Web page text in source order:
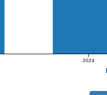
2024